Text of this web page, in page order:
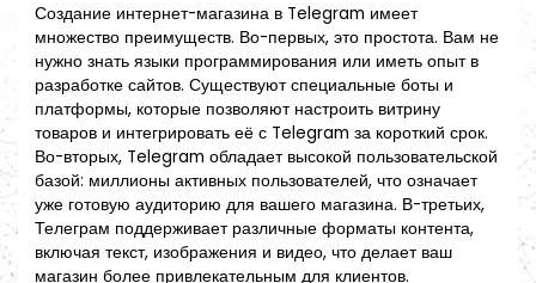
Создание интернет-магазина в Telegram имеет
множество преимуществ. Во-первых, это простота. Вам не
нужно знать языки программирования или иметь опыт в
разработке сайтов. Существуют специальные боты и
платформы, которые позволяют настроить витрину
товаров и интегрировать её с Telegram за короткий срок.
Во-вторых, Telegram обладает высокой пользовательской
базой: миллионы активных пользователей, что означает
уже готовую аудиторию для вашего магазина. В-третьих,
Телеграм поддерживает различные форматы контента,
включая текст, изображения и видео, что делает ваш
магазин более привлекательным для клиентов.